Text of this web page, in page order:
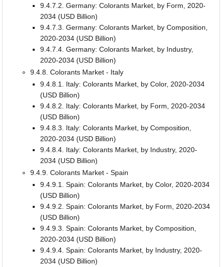
9.4.7.2. Germany: Colorants Market, by Form, 2020-
2034 (USD Billion)
9.4.7.3. Germany: Colorants Market, by Composition,
2020-2034 (USD Billion)
9.4.7.4. Germany: Colorants Market, by Industry,
2020-2034 (USD Billion)
9.4.8. Colorants Market - Italy
9.4.8.1. Italy: Colorants Market, by Color, 2020-2034
(USD Billion)
9.4.8.2. Italy: Colorants Market, by Form, 2020-2034
(USD Billion)
9.4.8.3. Italy: Colorants Market, by Composition,
2020-2034 (USD Billion)
9.4.8.4. Italy: Colorants Market, by Industry, 2020-
2034 (USD Billion)
9.4.9. Colorants Market - Spain
9.4.9.1. Spain: Colorants Market, by Color, 2020-2034
(USD Billion)
9.4.9.2. Spain: Colorants Market, by Form, 2020-2034
(USD Billion)
9.4.9.3. Spain: Colorants Market, by Composition,
2020-2034 (USD Billion)
9.4.9.4. Spain: Colorants Market, by Industry, 2020-
2034 (USD Billion)